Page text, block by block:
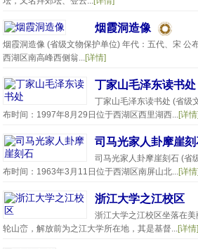
烟霞洞造像
烟霞洞造像 (省级文物保护单位) 年代：五代、宋 公
西湖区南高峰西侧翁...[详情]
丁家山毛泽东读书处
丁家山毛泽东读书处 (省级
布时间：1997年8月29日位于西湖区西里湖西...[详情]
司马光家人卦摩崖刻
司马光家人卦摩崖刻石 (省
布时间：1963年3月11日位于西湖区南屏山北...[详情]
浙江大学之江校区
浙江大学之江校区坐落在
轮山峦，解放前为之江大学所在地，其是基督...[详情]